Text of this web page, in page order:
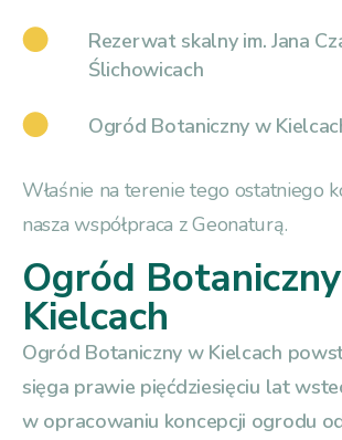
Rezerwat skalny im. Jana
Ślichowicach
Ogród Botaniczny w
Właśnie na terenie tego ostatniego
nasza współpraca z Geonaturą.
Ogród
Kielcach
Ogród Botaniczny w Kielcach
sięga prawie pięćdziesięciu lat
w opracowaniu koncepcji ogrodu